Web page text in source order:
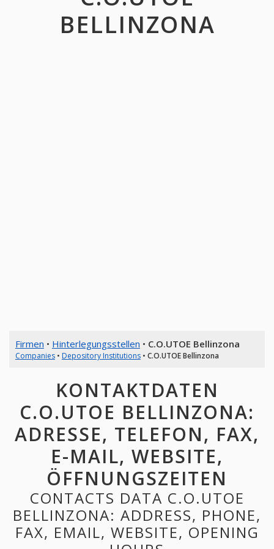
BELLINZONA
Firmen • Hinterlegungsstellen • C.O.UTOE Bellinzona
Companies• Depository Institutions• C.O.UTOE Bellinzona
KONTAKTDATEN
C.O.UTOE BELLINZONA:
ADRESSE, TELEFON, FAX,
E-MAIL, WEBSITE,
ÖFFNUNGSZEITEN
CONTACTS DATA C.O.UTOE
BELLINZONA: ADDRESS, PHONE,
FAX, EMAIL, WEBSITE, OPENING